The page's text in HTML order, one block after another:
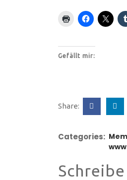
Gefällt mir:
Share:
Categories: Mem